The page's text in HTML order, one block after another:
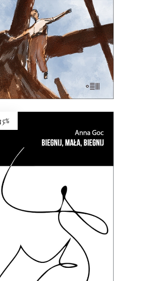
E-BOOK DO KOSZYKA
się wzięła?
zł 25.00zł
MAŁA, BIEGNIJ
kameralne reportaże o
tragediach, zmaganiach
i doświadczeniach nie
do zapomnienia.
54.90 35.69zł
KSIĄŻKA DO KOSZYKA